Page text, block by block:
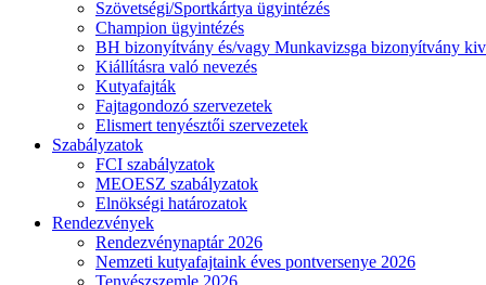
Szövetségi/Sportkártya ügyintézés
Champion ügyintézés
BH bizonyítvány és/vagy Munkavizsga bizonyítvány
Kiállításra való nevezés
Kutyafajták
Fajtagondozó szervezetek
Elismert tenyésztői szervezetek
Szabályzatok
FCI szabályzatok
MEOESZ szabályzatok
Elnökségi határozatok
Rendezvények
Rendezvénynaptár 2026
Nemzeti kutyafajtaink éves pontversenye 2026
Tenyészszemle 2026